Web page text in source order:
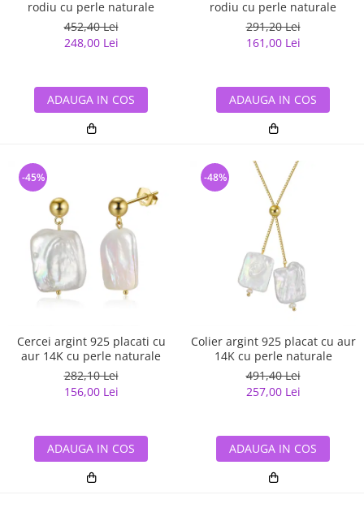
rodiu cu perle naturale
452,40 Lei
248,00 Lei
ADAUGA IN COS
rodiu cu perle naturale
291,20 Lei
161,00 Lei
ADAUGA IN COS
Cercei argint 925 placati cu
aur 14K cu perle naturale
282,10 Lei
156,00 Lei
-45%
ADAUGA IN COS
Colier argint 925 placat cu aur
14K cu perle naturale
491,40 Lei
257,00 Lei
-48%
ADAUGA IN COS